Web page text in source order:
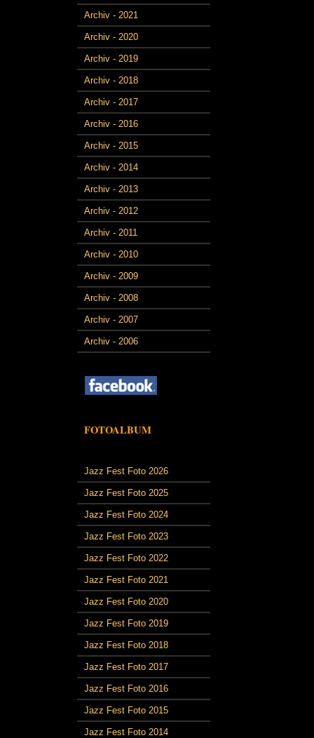
Archiv - 2021
Archiv - 2020
Archiv - 2019
Archiv - 2018
Archiv - 2017
Archiv - 2016
Archiv - 2015
Archiv - 2014
Archiv - 2013
Archiv - 2012
Archiv - 2011
Archiv - 2010
Archiv - 2009
Archiv - 2008
Archiv - 2007
Archiv - 2006
FOTOALBUM
Jazz Fest Foto 2026
Jazz Fest Foto 2025
Jazz Fest Foto 2024
Jazz Fest Foto 2023
Jazz Fest Foto 2022
Jazz Fest Foto 2021
Jazz Fest Foto 2020
Jazz Fest Foto 2019
Jazz Fest Foto 2018
Jazz Fest Foto 2017
Jazz Fest Foto 2016
Jazz Fest Foto 2015
Jazz Fest Foto 2014